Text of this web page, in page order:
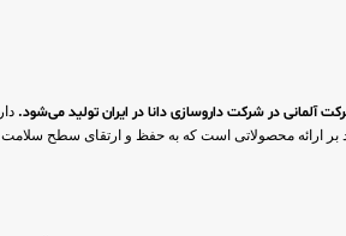
در شرکت داروسازی دانا در ایران تولید می‌شود.
بر ارائه محصولاتی است که به حفظ و ارتقای سطح